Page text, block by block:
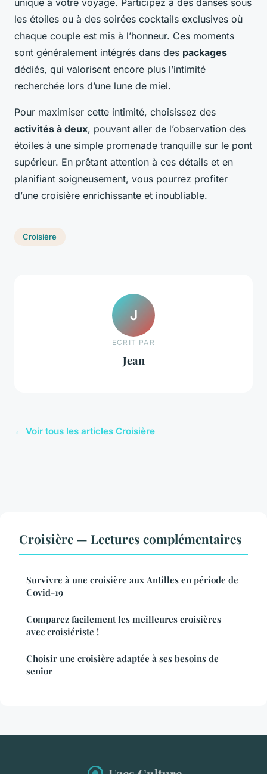
les étoiles ou à des soirées cocktails exclusives où
chaque couple est mis à l’honneur. Ces moments
sont généralement intégrés dans des packages
dédiés, qui valorisent encore plus l’intimité
recherchée lors d’une lune de miel.
Pour maximiser cette intimité, choisissez des
activités à deux, pouvant aller de l’observation des
étoiles à une simple promenade tranquille sur le pont
supérieur. En prêtant attention à ces détails et en
planifiant soigneusement, vous pourrez profiter
d’une croisière enrichissante et inoubliable.
Croisière
J
ECRIT PAR
Jean
← Voir tous les articles Croisière
Croisière — Lectures complémentaires
Survivre à une croisière aux Antilles en période de
Covid-19
Comparez facilement les meilleures croisières
avec croisiériste !
Choisir une croisière adaptée à ses besoins de
senior